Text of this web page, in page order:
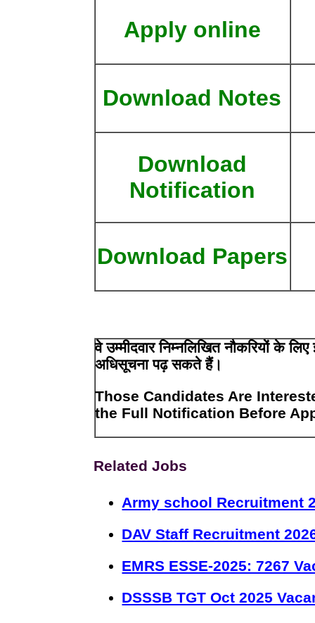
Apply online
Download Notes
Download
Notification
Download Papers
वे उम्मीदवार निम्नलिखित नौकरियों के
अधिसूचना पढ़ सकते हैं।
Those Candidates Are
the Full Notification Before
Related Jobs
Army school Recruitment
DAV Staff Recruitment
EMRS ESSE-2025: 7267
DSSSB TGT Oct 2025